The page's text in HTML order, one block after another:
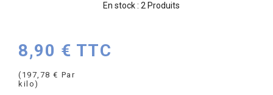
En stock :2 Produits
8,90 € TTC
(197,78 € Par
kilo)